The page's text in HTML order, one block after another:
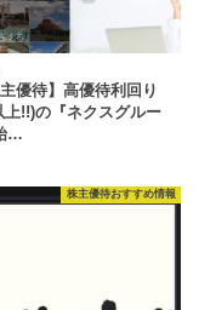
主優待】高優待利回り
上!!)の『ネクスグルー
…
株主優待おすすめ情報